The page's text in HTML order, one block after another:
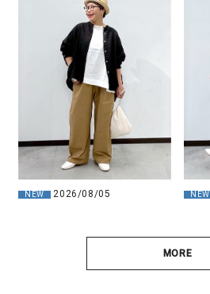
NEW 2026/08/05 NEW
MORE